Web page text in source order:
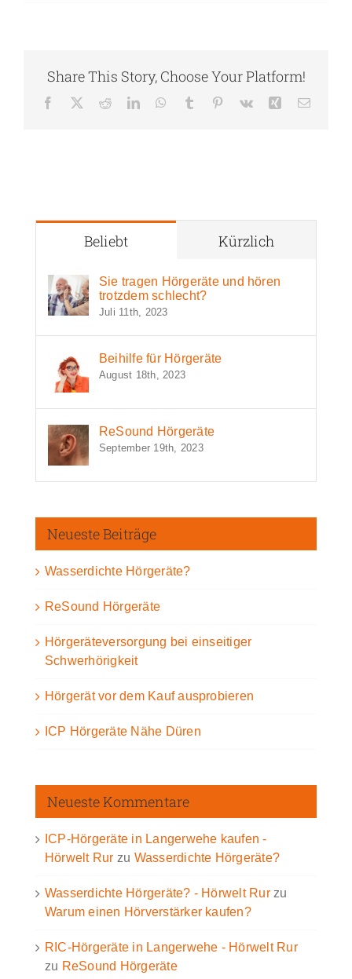
Share This Story, Choose Your Platform!
Facebook RedditLinkedInWhatsApp
Tumblr Pinterest
Vk Xing E-
Beliebt Kürzlich
Sie tragen Hörgeräte und hören
trotzdem schlecht?
Juli 11th, 2023
Beihilfe für Hörgeräte
August 18th, 2023
ReSound Hörgeräte
September 19th, 2023
Neueste Beiträge
Wasserdichte Hörgeräte?
ReSound Hörgeräte
Hörgeräteversorgung bei einseitiger
Schwerhörigkeit
Hörgerät vor dem Kauf ausprobieren
ICP Hörgeräte Nähe Düren
Neueste Kommentare
ICP-Hörgeräte in Langerwehe kaufen -
Hörwelt Rur zu Wasserdichte Hörgeräte?
Wasserdichte Hörgeräte? - Hörwelt Rurzu
Warum einen Hörverstärker kaufen?
RIC-Hörgeräte in Langerwehe - Hörwelt Rur
zu ReSound Hörgeräte